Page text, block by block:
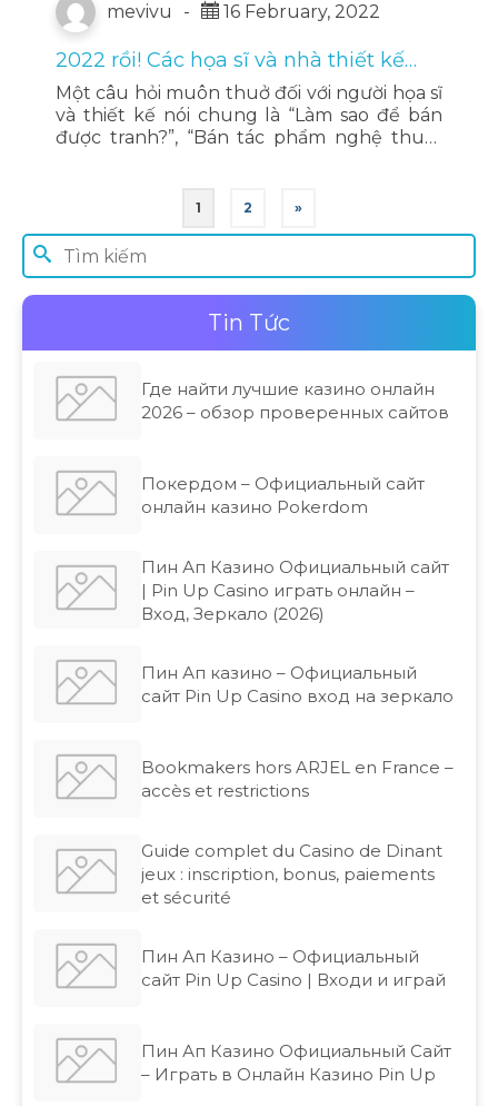
mevivu - 16 February, 2022
2022 rồi! Các họa sĩ và nhà thiết kế
chưa biết tạo NFT thì uổng quá!
Một câu hỏi muôn thuở đối với người họa sĩ
và thiết kế nói chung là “Làm sao để bán
được tranh?”, “Bán tác phẩm nghệ thuật
1 2 »
Tin Tức
Где найти лучшие казино онлайн
2026 – обзор проверенных сайтов
Покердом – Официальный сайт
онлайн казино Pokerdom
Пин Ап Казино Официальный сайт
| Pin Up Casino играть онлайн –
Вход, Зеркало (2026)
Пин Ап казино – Официальный
сайт Pin Up Casino вход на зеркало
Bookmakers hors ARJEL en France –
accès et restrictions
Guide complet du Casino de Dinant
jeux : inscription, bonus, paiements
et sécurité
Пин Ап Казино – Официальный
сайт Pin Up Casino | Входи и играй
Пин Ап Казино Официальный Сайт
– Играть в Онлайн Казино Pin Up